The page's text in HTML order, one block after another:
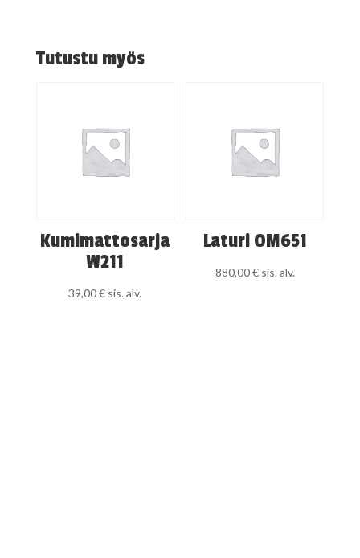
Tutustu myös
Kumimattosarja
W211
39,00€ sis. alv.
Laturi OM651
880,00€ sis. alv.